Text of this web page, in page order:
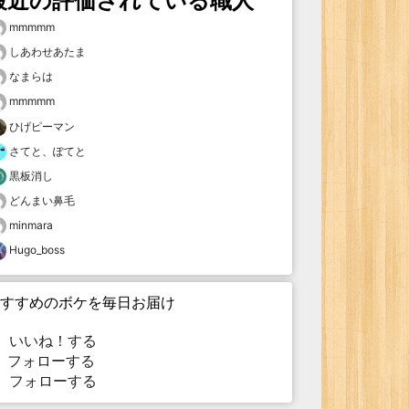
mmmmm
しあわせあたま
なまらは
mmmmm
ひげピーマン
さてと、ぽてと
黒板消し
どんまい鼻毛
minmara
Hugo_boss
すめのボケを毎日お届け
いいね！する
ォローする
フォローする